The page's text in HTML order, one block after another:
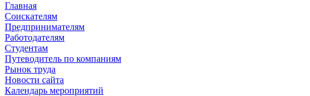
Главная
Соискателям
Предпринимателям
Работодателям
Студентам
Путеводитель по компаниям
Рынок труда
Новости сайта
Календарь мероприятий